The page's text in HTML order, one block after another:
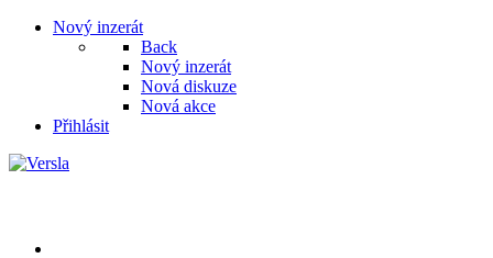
Nový inzerát
Back
Nový inzerát
Nová diskuze
Nová akce
Přihlásit